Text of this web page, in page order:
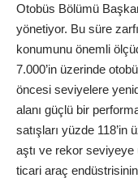
Otobüs Bölümü
yönetiyor. Bu süre
konumunu önemli
7.000’in üzerinde
öncesi seviyelere
alanı güçlü bir
satışları yüzde 118’in
aştı ve rekor seviyeye
ticari araç